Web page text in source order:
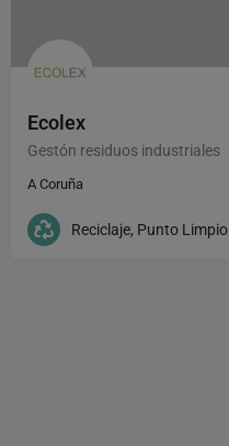
Ecolex
Gestón residuos industriales
A Coruña
Reciclaje, Punto Limpio